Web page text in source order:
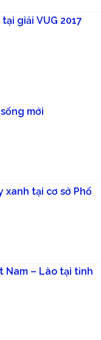
giải VUG 2017
mới
xanh tại cơ sở Phố
Nam – Lào tại tỉnh